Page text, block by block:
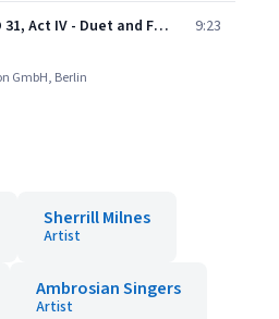
Bizet: Carmen, WD 31, Act IV - Duet and Final Chorus. C'est toi! 9:23
GmbH, Berlin
Sherrill Milnes
Artist
Ambrosian Singers
Artist